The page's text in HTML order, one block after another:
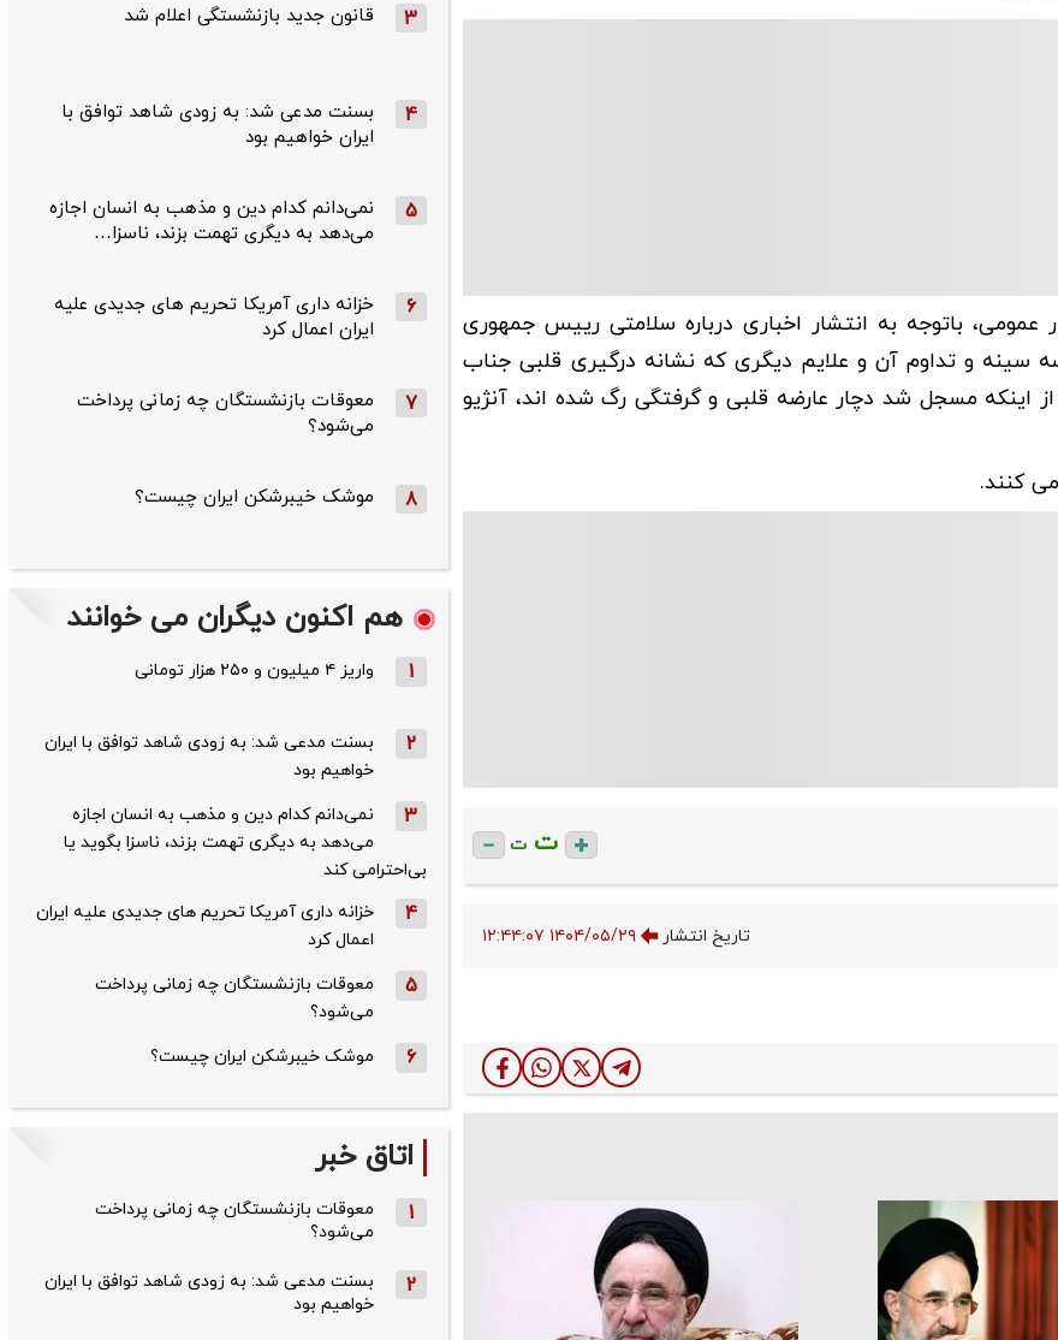
باتوجه به انتشار اخباری درباره سلامتی رییس جمهوری
سینه و تداوم آن و علایم دیگری که نشانه درگیری قلبی جناب
مسجل شد دچار عارضه قلبی و گرفتگی رگ شده اند، آنژیو
کنند.
ت ت
تاریخ انتشار ۱۴۰۴/۰۵/۲۹ ۱۲:۴۴:۰۷
3 قانون جدید بازنشستگی اعلام شد
4
بسنت مدعی شد: به زودی شاهد توافق با
ایران خواهیم بود
5
نمی‌دانم کدام دین و مذهب به انسان اجازه
می‌دهد به دیگری تهمت بزند، ناسزا…
6
خزانه داری آمریکا تحریم های جدیدی علیه
ایران اعمال کرد
7
معوقات بازنشستگان چه زمانی پرداخت
می‌شود؟
8 موشک خیبرشکن ایران چیست؟
هم اکنون دیگران می خوانند
1 واریز ۴ میلیون و ۲۵۰ هزار تومانی
2
بسنت مدعی شد: به زودی شاهد توافق با ایران
خواهیم بود
3
نمی‌دانم کدام دین و مذهب به انسان اجازه
می‌دهد به دیگری تهمت بزند، ناسزا بگوید یا
بی‌احترامی کند
4
خزانه داری آمریکا تحریم های جدیدی علیه ایران
اعمال کرد
5
معوقات بازنشستگان چه زمانی پرداخت
می‌شود؟
6 موشک خیبرشکن ایران چیست؟
اتاق خبر
1
معوقات بازنشستگان چه زمانی پرداخت
می‌شود؟
2
بسنت مدعی شد: به زودی شاهد توافق با ایران
خواهیم بود